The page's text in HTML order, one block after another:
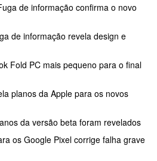
de informação confirma o novo
de informação revela design e
Fold PC mais pequeno para o final
planos da Apple para os novos
da versão beta foram revelados
os Google Pixel corrige falha grave